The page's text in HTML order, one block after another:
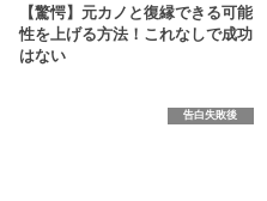
【驚愕】元カノと復縁できる可能
性を上げる方法！これなしで成功
はない
告白失敗後